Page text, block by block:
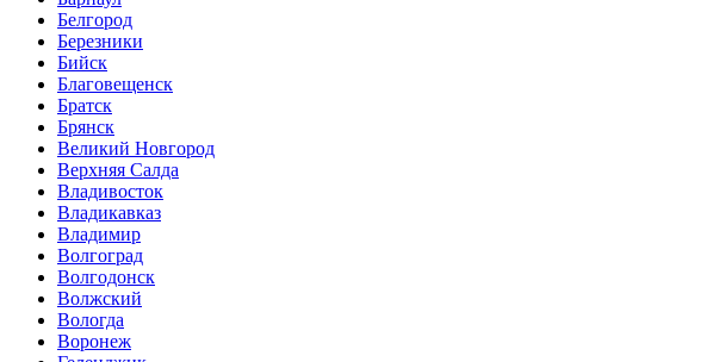
Белгород
Березники
Бийск
Благовещенск
Братск
Брянск
Великий Новгород
Верхняя Салда
Владивосток
Владикавказ
Владимир
Волгоград
Волгодонск
Волжский
Вологда
Воронеж